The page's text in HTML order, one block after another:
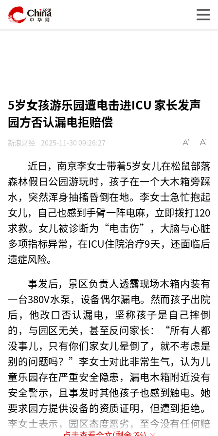
5岁女孩游乐园遭电击进ICU 家长发声
园方否认漏电拒赔偿
新浪财经 2025-11-30 09:26:27
近日，南京李女士带着5岁女儿在松鼠部落
森林假日公园游玩时，孩子在一个大木箱旁踩
水，突然浑身抽搐昏倒在地。李女士急忙抱起
女儿，自己也感到手臂一阵电麻，立即拨打120
求救。女儿被诊断为“电击伤”，大脑与心脏
多项指标异常，在ICU住院治疗9天，还面临后
遗症风险。
事发后，景区负责人透露现场木箱内装有
一台380V水泵，设备偶尔漏电。然而孩子出院
后，他改口否认漏电，坚称孩子是自己摔倒
的，与园区无关，甚至反问家长：“所有人都
没事儿，只有你们家女儿晕倒了，就不考虑是
别的问题吗？”李女士对此非常生气，认为儿
童乐园存在严重安全隐患，漏电木箱附近没有
安全警示，且事发时其他孩子也感到触电。她
要求园方提供设备的资质证明，但遭到拒绝。
李女士表示，园区态度恶劣，至今没有任何赔